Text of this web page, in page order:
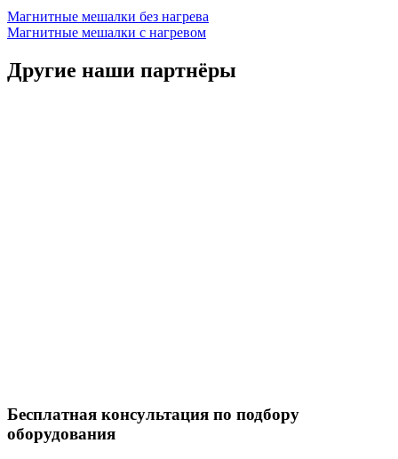
Магнитные мешалки без нагрева
Магнитные мешалки с нагревом
Другие наши партнёры
Бесплатная консультация по подбору
оборудования